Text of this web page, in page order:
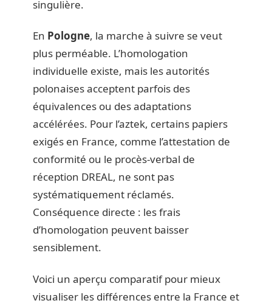
singulière.
En Pologne, la marche à suivre se veut
plus perméable. L’homologation
individuelle existe, mais les autorités
polonaises acceptent parfois des
équivalences ou des adaptations
accélérées. Pour l’aztek, certains papiers
exigés en France, comme l’attestation de
conformité ou le procès-verbal de
réception DREAL, ne sont pas
systématiquement réclamés.
Conséquence directe : les frais
d’homologation peuvent baisser
sensiblement.
Voici un aperçu comparatif pour mieux
visualiser les différences entre la France et